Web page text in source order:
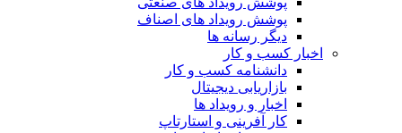
پوشش رویداد های اصناف
دیگر رسانه ها
اخبار کسب و کار
دانشنامه کسب و کار
بازاریابی دیجیتال
اخبار و رویداد ها
کار آفرینی و استارتاپ